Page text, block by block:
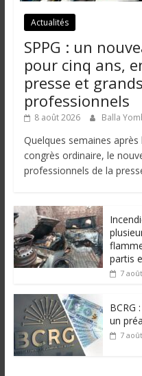
Actualités
SPPG : un
pour cinq ans,
presse et
professionnels
8 août 2026 Balla
Quelques semaines
congrès ordinaire, le
professionnels de la
partis
7
BCRG
un
7